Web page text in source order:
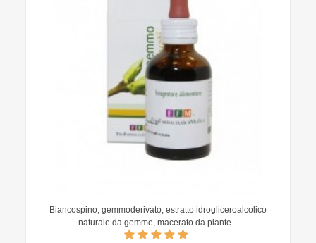
Biancospino, gemmoderivato, estratto idrogliceroalcolico
naturale da gemme, macerato da piante...